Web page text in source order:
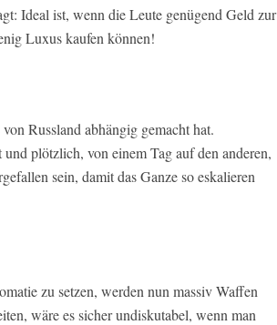
Ideal ist, wenn die Leute genügend Geld zur
Luxus kaufen können!
Russland abhängig gemacht hat.
plötzlich, von einem Tag auf den anderen,
sein, damit das Ganze so eskalieren
zu setzen, werden nun massiv Waffen
wäre es sicher undiskutabel, wenn man